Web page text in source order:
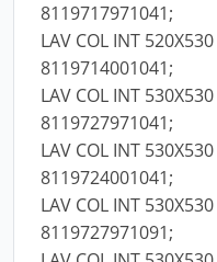
8119717971041;
LAV COL INT
8119714001041;
LAV COL INT
8119727971041;
LAV COL INT
8119724001041;
LAV COL INT
8119727971091;